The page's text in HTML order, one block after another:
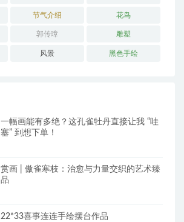
节气介绍 花鸟
郭传璋 雕塑
风景 黑色手绘
一幅画能有多绝？这孔雀牡丹直接让我 “哇
塞” 到想下单！
赏画 | 傲雀寒枝：治愈与力量交织的艺术臻
品
22*33喜事连连手绘摆台作品